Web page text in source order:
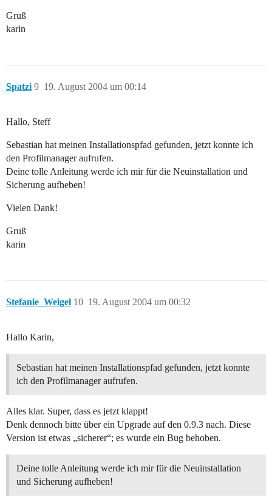
Gruß
karin
Spatzi 19. August 2004 um 00:14
9
Hallo, Steff
Sebastian hat meinen Installationspfad gefunden, jetzt konnte ich
den Profilmanager aufrufen.
Deine tolle Anleitung werde ich mir für die Neuinstallation und
Sicherung aufheben!
Vielen Dank!
Gruß
karin
Stefanie_Weigel 19. August 2004 um 00:32
10
Hallo Karin,
Sebastian hat meinen Installationspfad gefunden, jetzt konnte
ich den Profilmanager aufrufen.
Alles klar. Super, dass es jetzt klappt!
Denk dennoch bitte über ein Upgrade auf den 0.9.3 nach. Diese
Version ist etwas „sicherer“; es wurde ein Bug behoben.
Deine tolle Anleitung werde ich mir für die Neuinstallation
und Sicherung aufheben!